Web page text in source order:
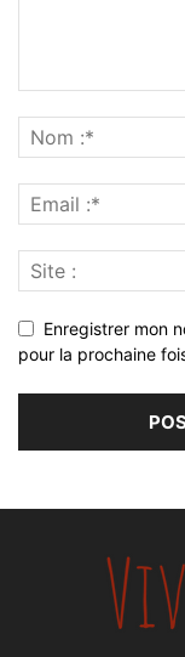
Enregistrer mon
pour la prochaine